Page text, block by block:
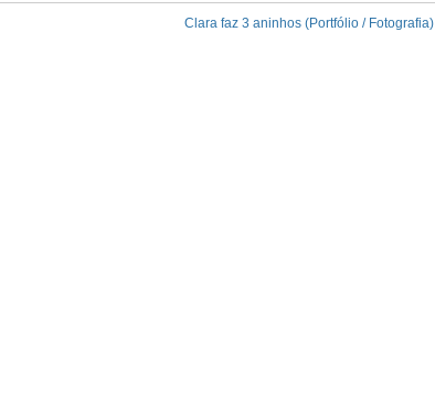
Clara faz 3 aninhos (Portfólio / Fotografia)